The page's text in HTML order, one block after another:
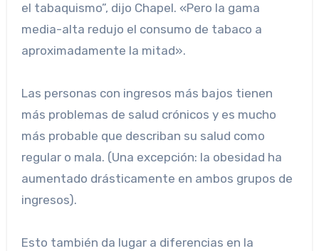
el tabaquismo”, dijo Chapel. «Pero la gama
media-alta redujo el consumo de tabaco a
aproximadamente la mitad».
Las personas con ingresos más bajos tienen
más problemas de salud crónicos y es mucho
más probable que describan su salud como
regular o mala. (Una excepción: la obesidad ha
aumentado drásticamente en ambos grupos de
ingresos).
Esto también da lugar a diferencias en la